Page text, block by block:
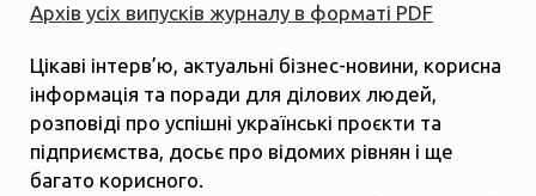
Архів усіх випусків журналу в форматі PDF
Цікаві інтерв’ю, актуальні бізнес-новини, корисна
інформація та поради для ділових людей,
розповіді про успішні українські проєкти та
підприємства, досьє про відомих рівнян і ще
багато корисного.